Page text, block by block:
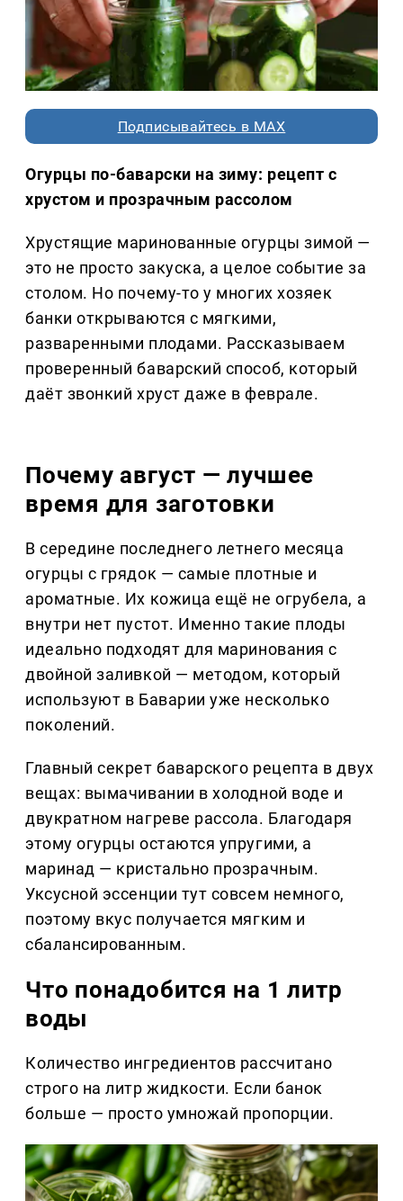
Подписывайтесь в MAX
Огурцы по-баварски на зиму: рецепт с
хрустом и прозрачным рассолом
Хрустящие маринованные огурцы зимой —
это не просто закуска, а целое событие за
столом. Но почему-то у многих хозяек
банки открываются с мягкими,
разваренными плодами. Рассказываем
проверенный баварский способ, который
даёт звонкий хруст даже в феврале.
Почему август — лучшее
время для заготовки
В середине последнего летнего месяца
огурцы с грядок — самые плотные и
ароматные. Их кожица ещё не огрубела, а
внутри нет пустот. Именно такие плоды
идеально подходят для маринования с
двойной заливкой — методом, который
используют в Баварии уже несколько
поколений.
Главный секрет баварского рецепта в двух
вещах: вымачивании в холодной воде и
двукратном нагреве рассола. Благодаря
этому огурцы остаются упругими, а
маринад — кристально прозрачным.
Уксусной эссенции тут совсем немного,
поэтому вкус получается мягким и
сбалансированным.
Что понадобится на 1 литр
воды
Количество ингредиентов рассчитано
строго на литр жидкости. Если банок
больше — просто умножай пропорции.